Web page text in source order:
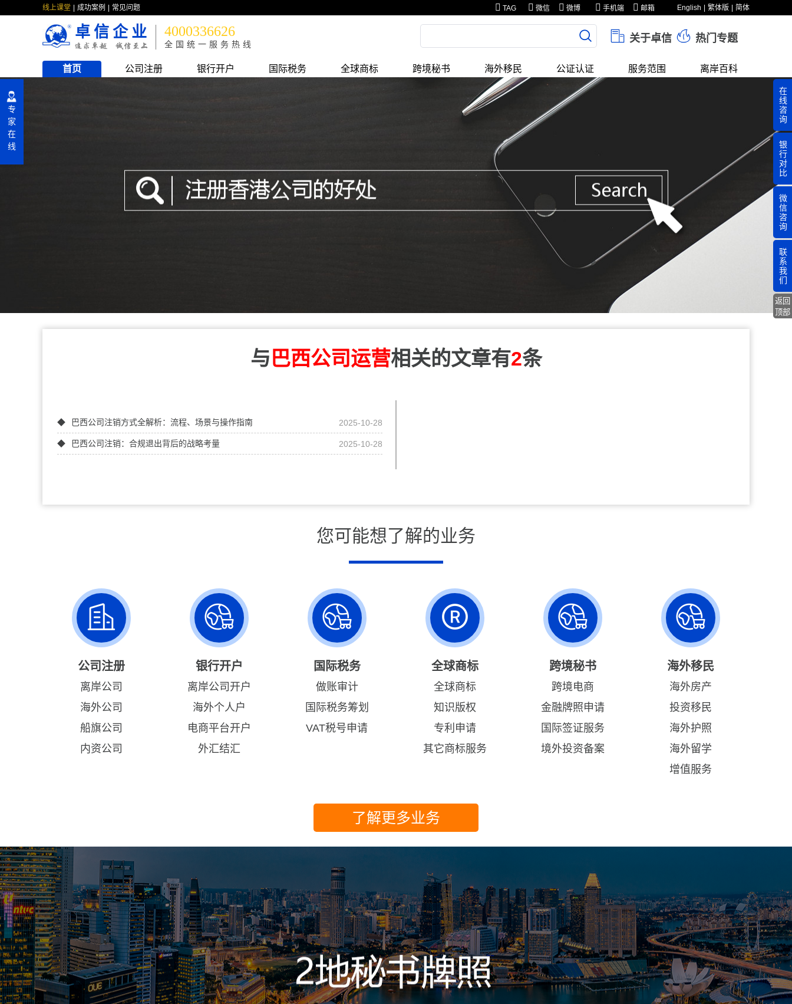
线上课堂 成功案例 常见问题 English 繁体版 简体
TAG 微信 微博 手机端 邮箱
卓信企业 4000336626
全国统一服务热线
关于卓信 热门专题
首页 公司注册 银行开户 国际税务 全球商标 跨境秘书 海外移民 公证认证 服务范围 离岸百科
与巴西公司运营相关的文章有2条
巴西公司注销方式全解析：流程、场景与操作指南 2025-10-28
巴西公司注销：合规退出背后的战略考量 2025-10-28
您可能想了解的业务
公司注册
离岸公司
海外公司
船旗公司
内资公司
银行开户
离岸公司开户
海外个人户
电商平台开户
外汇结汇
国际税务
做账审计
国际税务筹划
VAT税号申请
全球商标
全球商标
知识版权
专利申请
其它商标服务
跨境秘书
跨境电商
金融牌照申请
国际签证服务
境外投资备案
海外移民
海外房产
投资移民
海外护照
海外留学
增值服务
了解更多业务
专
家
在
线
在
线
咨
询
银
行
对
比
微
信
咨
询
联
系
我
们
返回
顶部